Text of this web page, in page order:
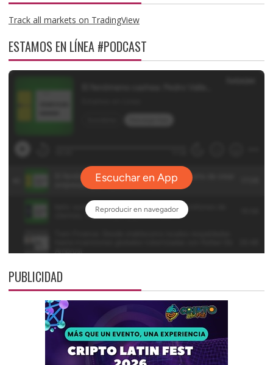
Track all markets on TradingView
ESTAMOS EN LÍNEA #PODCAST
PUBLICIDAD